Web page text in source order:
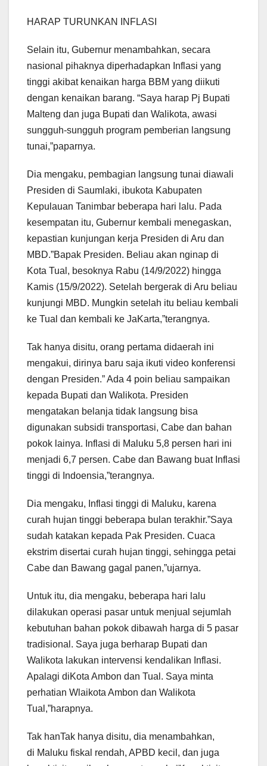
HARAP TURUNKAN INFLASI
Selain itu, Gubernur menambahkan, secara
nasional pihaknya diperhadapkan Inflasi yang
tinggi akibat kenaikan harga BBM yang diikuti
dengan kenaikan barang. “Saya harap Pj Bupati
Malteng dan juga Bupati dan Walikota, awasi
sungguh-sungguh program pemberian langsung
tunai,”paparnya.
Dia mengaku, pembagian langsung tunai diawali
Presiden di Saumlaki, ibukota Kabupaten
Kepulauan Tanimbar beberapa hari lalu. Pada
kesempatan itu, Gubernur kembali menegaskan,
kepastian kunjungan kerja Presiden di Aru dan
MBD.”Bapak Presiden. Beliau akan nginap di
Kota Tual, besoknya Rabu (14/9/2022) hingga
Kamis (15/9/2022). Setelah bergerak di Aru beliau
kunjungi MBD. Mungkin setelah itu beliau kembali
ke Tual dan kembali ke JaKarta,”terangnya.
Tak hanya disitu, orang pertama didaerah ini
mengakui, dirinya baru saja ikuti video konferensi
dengan Presiden.” Ada 4 poin beliau sampaikan
kepada Bupati dan Walikota. Presiden
mengatakan belanja tidak langsung bisa
digunakan subsidi transportasi, Cabe dan bahan
pokok lainya. Inflasi di Maluku 5,8 persen hari ini
menjadi 6,7 persen. Cabe dan Bawang buat Inflasi
tinggi di Indoensia,”terangnya.
Dia mengaku, Inflasi tinggi di Maluku, karena
curah hujan tinggi beberapa bulan terakhir.”Saya
sudah katakan kepada Pak Presiden. Cuaca
ekstrim disertai curah hujan tinggi, sehingga petai
Cabe dan Bawang gagal panen,”ujarnya.
Untuk itu, dia mengaku, beberapa hari lalu
dilakukan operasi pasar untuk menjual sejumlah
kebutuhan bahan pokok dibawah harga di 5 pasar
tradisional. Saya juga berharap Bupati dan
Walikota lakukan intervensi kendalikan Inflasi.
Apalagi diKota Ambon dan Tual. Saya minta
perhatian Wlaikota Ambon dan Walikota
Tual,”harapnya.
Tak hanTak hanya disitu, dia menambahkan,
di Maluku fiskal rendah, APBD kecil, dan juga